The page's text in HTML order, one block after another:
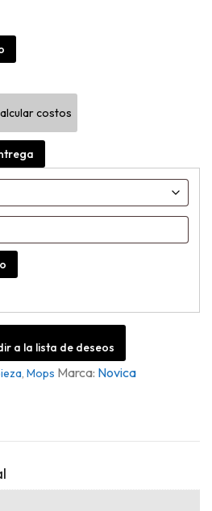
costos
a la lista de deseos
, Mops Novica